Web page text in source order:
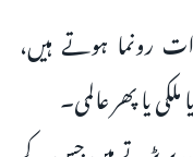
رونما ہوتے ہیں،
یا پھر عالمی۔